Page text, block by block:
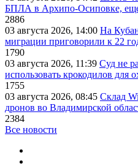
БПЛА в Архипо-Осиповке, еще
2886
03 августа 2026, 14:00 На
миграции приговорили к 22
1790
03 августа 2026, 11:39 Суд не
использовать крокодилов для
1755
03 августа 2026, 08:45 Склад
дронов во Владимирской
2384
Все новости